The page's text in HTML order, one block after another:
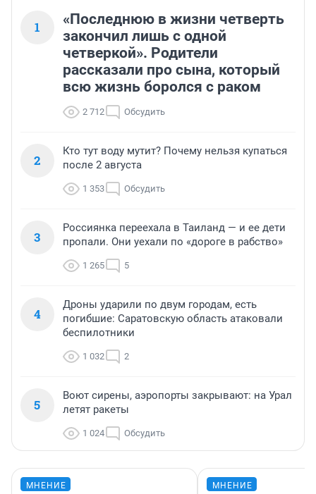
1
«Последнюю в жизни четверть
закончил лишь с одной
четверкой». Родители
рассказали про сына, который
всю жизнь боролся с раком
2 712 Обсудить
2
Кто тут воду мутит? Почему нельзя купаться
после 2 августа
1 353 Обсудить
3
Россиянка переехала в Таиланд — и ее дети
пропали. Они уехали по «дороге в рабство»
1 265 5
4
Дроны ударили по двум городам, есть
погибшие: Саратовскую область атаковали
беспилотники
1 032 2
5
Воют сирены, аэропорты закрывают: на Урал
летят ракеты
1 024 Обсудить
МНЕНИЕ МНЕНИЕ